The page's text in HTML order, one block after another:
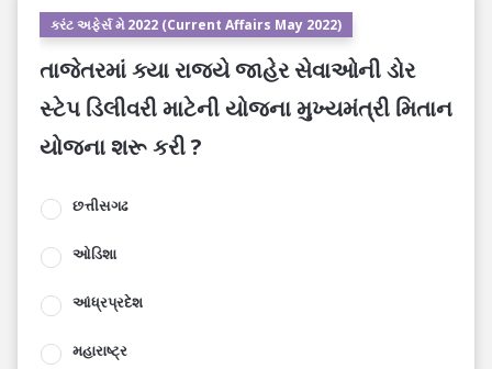
કરંટ અફેર્સ મે 2022 (Current Affairs May 2022)
તાજેતરમાં ક્યા રાજ્યે જાહેર સેવાઓની ડોર
સ્ટેપ ડિલીવરી માટેની યોજના મુખ્યમંત્રી મિતાન
યોજના શરૂ કરી ?
છત્તીસગઢ
ઓડિશા
આંધ્રપ્રદેશ
મહારાષ્ટ્ર